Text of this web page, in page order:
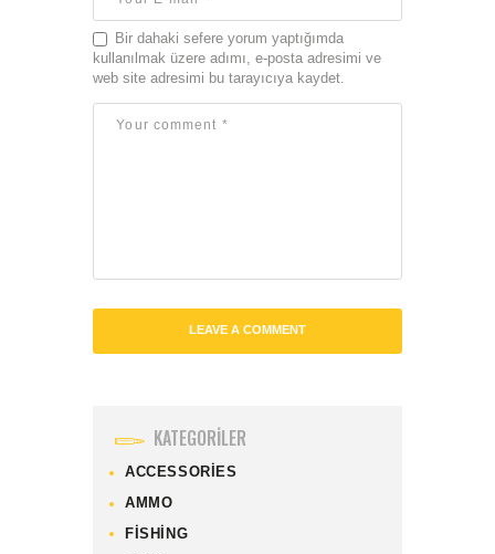
Bir dahaki sefere yorum yaptığımda
kullanılmak üzere adımı, e-posta adresimi ve
web site adresimi bu tarayıcıya kaydet.
KATEGORILER
ACCESSORIES
AMMO
FISHING